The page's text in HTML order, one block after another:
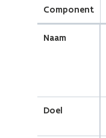
Component
Naam
Doel